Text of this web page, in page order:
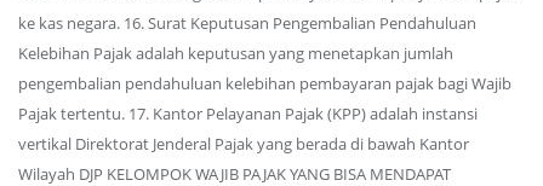
ke kas negara. 16. Surat Keputusan Pengembalian Pendahuluan
Kelebihan Pajak adalah keputusan yang menetapkan jumlah
pengembalian pendahuluan kelebihan pembayaran pajak bagi Wajib
Pajak tertentu. 17. Kantor Pelayanan Pajak (KPP) adalah instansi
vertikal Direktorat Jenderal Pajak yang berada di bawah Kantor
Wilayah DJP KELOMPOK WAJIB PAJAK YANG BISA MENDAPAT